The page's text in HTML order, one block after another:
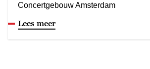
Concertgebouw Amsterdam
Lees meer